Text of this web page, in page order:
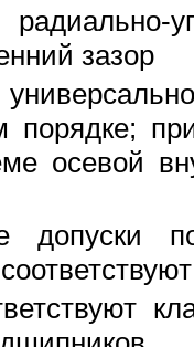
зазор
порядке;
осевой